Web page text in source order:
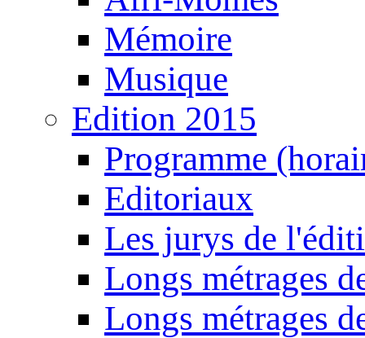
Mémoire
Musique
Edition 2015
Programme
Editoriaux
Les jurys de
Longs métrages
Longs métrages